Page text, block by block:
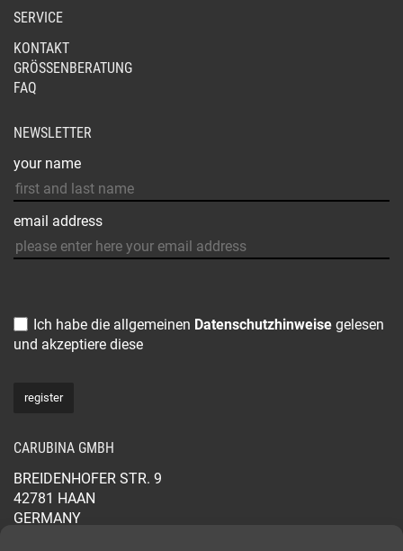
SERVICE
KONTAKT
GRÖSSENBERATUNG
FAQ
NEWSLETTER
your name
email address
Ich habe die allgemeinen Datenschutzhinweise gelesen
und akzeptiere diese
CARUBINA GMBH
BREIDENHOFER STR. 9
42781 HAAN
GERMANY